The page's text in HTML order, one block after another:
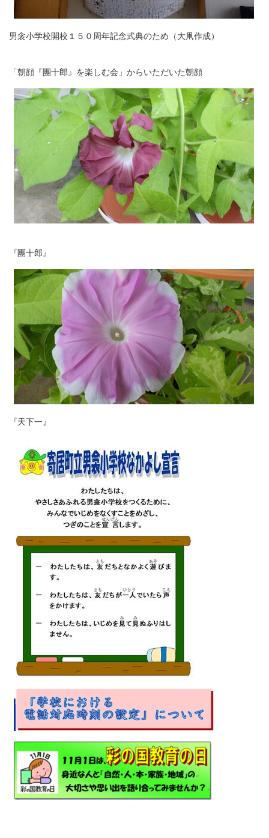
男衾小学校開校１５０周年記念式典のため（大凧作成）
「朝顔『團十郎』を楽しむ会」からいただいた朝顔
『團十郎』
『天下一』